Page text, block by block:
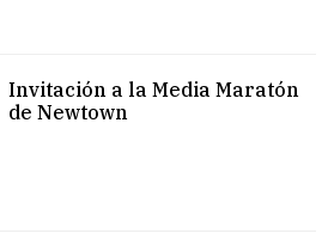
Invitación a la Media Maratón
de Newtown